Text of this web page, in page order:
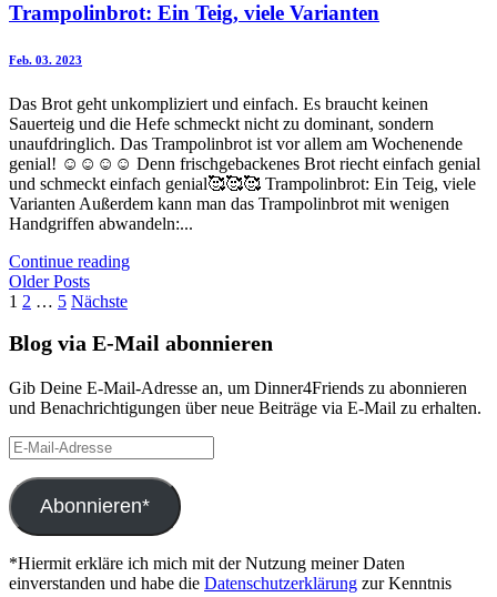
Trampolinbrot: Ein Teig, viele Varianten
Feb. 03. 2023
Das Brot geht unkompliziert und einfach. Es braucht keinen
Sauerteig und die Hefe schmeckt nicht zu dominant, sondern
unaufdringlich. Das Trampolinbrot ist vor allem am Wochenende
genial! ☺️☺️☺️☺️ Denn frischgebackenes Brot riecht einfach genial
und schmeckt einfach genial🥰🥰🥰 Trampolinbrot: Ein Teig, viele
Varianten Außerdem kann man das Trampolinbrot mit wenigen
Handgriffen abwandeln:...
Continue reading
Older Posts
Seitennummerierung
der
Beiträge
1 2 … 5 Nächste
Blog via E-Mail abonnieren
Gib Deine E-Mail-Adresse an, um Dinner4Friends zu abonnieren
und Benachrichtigungen über neue Beiträge via E-Mail zu erhalten.
E-
Mail-
Adresse
Abonnieren*
*Hiermit erkläre ich mich mit der Nutzung meiner Daten
einverstanden und habe die Datenschutzerklärung zur Kenntnis